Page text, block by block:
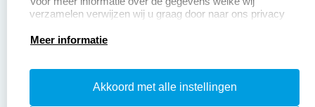
Productinformatie:
Instructiepagina
verzamelen verwijzen wij u graag door naar ons privacy
Meer informatie
Akkoord met alle instellingen